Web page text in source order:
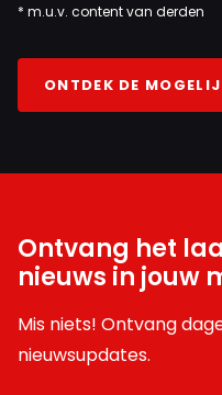
* m.u.v. content van derden
ONTDEK DE
Ontvang het
nieuws in jouw
Mis niets! Ontvang
nieuwsupdates.